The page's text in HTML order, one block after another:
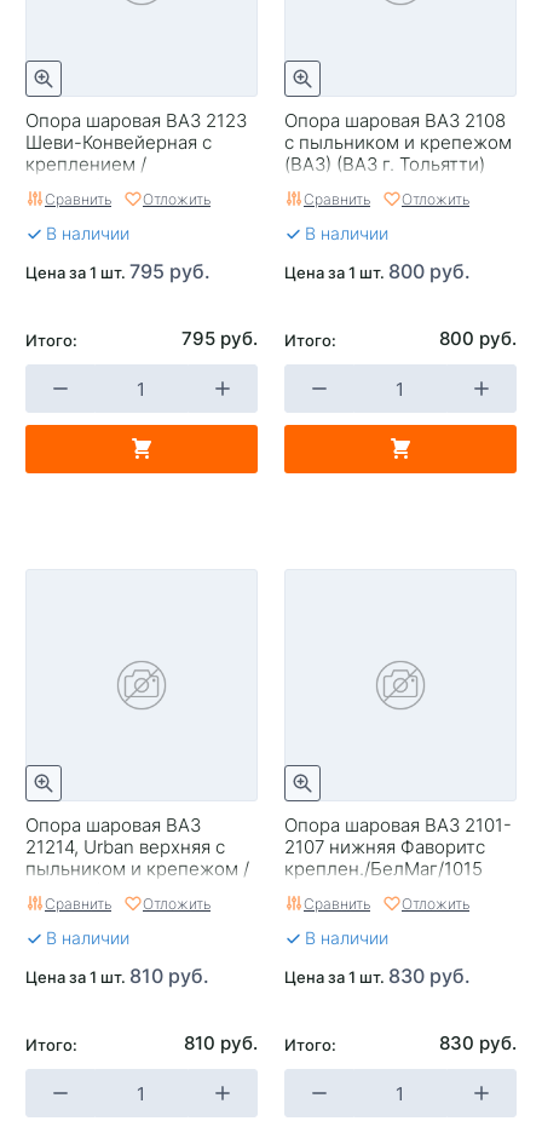
Опора шаровая ВАЗ 2123
Шеви-Конвейерная с
креплением /
БелМаг/1683
Сравнить Отложить
В наличии
Цена за 1 шт. 795 руб.
Итого: 795 руб.
Опора шаровая ВАЗ 2108
с пыльником и крепежом
(ВАЗ) (ВАЗ г. Тольятти)
Сравнить Отложить
В наличии
Цена за 1 шт. 800 руб.
Итого: 800 руб.
Опора шаровая ВАЗ
21214, Urban верхняя с
пыльником и крепежом /
БелМаг/ 0164
Сравнить Отложить
В наличии
Цена за 1 шт. 810 руб.
Итого: 810 руб.
Опора шаровая ВАЗ 2101-
2107 нижняя Фаворитс
креплен./БелМаг/1015
Сравнить Отложить
В наличии
Цена за 1 шт. 830 руб.
Итого: 830 руб.